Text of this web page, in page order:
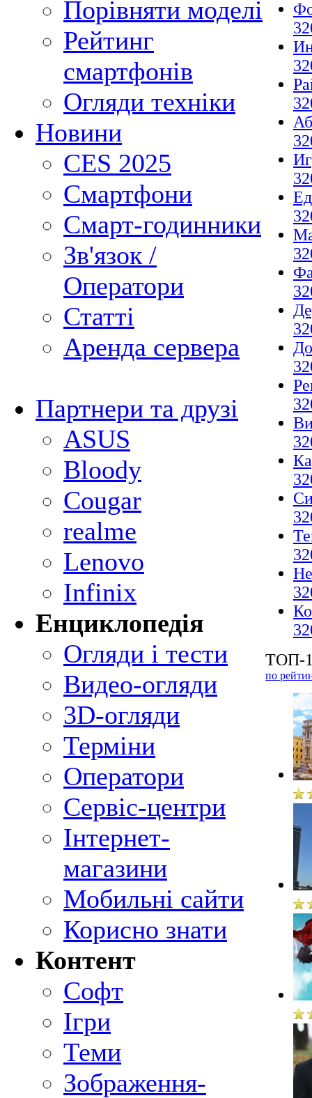
Порівняти моделі
Рейтинг
смартфонів
Огляди техніки
Новини
CES 2025
Смартфони
Смарт-годинники
Зв'язок /
Оператори
Статті
Аренда сервера
Партнери та друзі
ASUS
Bloody
Cougar
realme
Lenovo
Infinix
Енциклопедія
Огляди і тести
Видео-огляди
3D-огляди
Терміни
Оператори
Сервіс-центри
Інтернет-
магазини
Мобильні сайти
Корисно знати
Контент
Софт
Ігри
Теми
Зображення-
ТОП-
по